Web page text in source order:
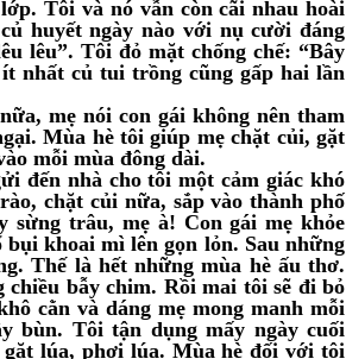
Tôi và nó vẫn còn cãi nhau hoài
huyết ngày nào với nụ cười đáng
lêu”. Tôi đỏ mặt chống chế: “Bây
nhất củ tui trồng cũng gấp hai lần
mẹ nói con gái không nên tham
Mùa hè tôi giúp mẹ chặt củi, gặt
mỗi mùa đông dài.
đến nhà cho tôi một cảm giác khó
chặt củi nữa, sắp vào thành phố
trâu, mẹ à! Con gái mẹ khỏe
khoai mì lên gọn lỏn. Sau những
Thế là hết những mùa hè ấu thơ.
bẫy chim. Rồi mai tôi sẽ đi bỏ
cằn và dáng mẹ mong manh mỗi
bùn. Tôi tận dụng mấy ngày cuối
lúa, phơi lúa. Mùa hè đối với tôi